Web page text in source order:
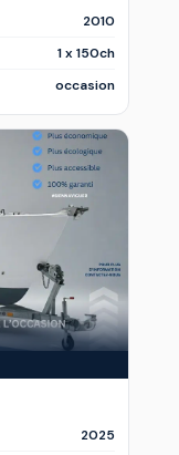
2010
1 x 150ch
occasion
2025